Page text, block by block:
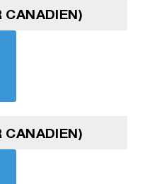
CANADIEN)
CANADIEN)